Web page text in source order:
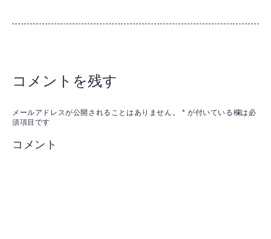
コメントを残す
メールアドレスが公開されることはありません。 * が付いている欄は必
須項目です
コメント